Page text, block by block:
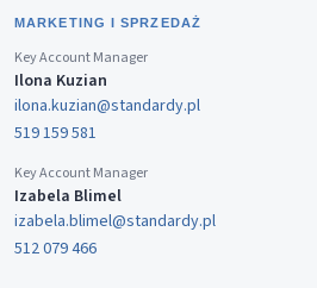
MARKETING I SPRZEDAŻ
Key Account Manager
Ilona Kuzian
ilona.kuzian@standardy.pl
519 159 581
Key Account Manager
Izabela Blimel
izabela.blimel@standardy.pl
512 079 466